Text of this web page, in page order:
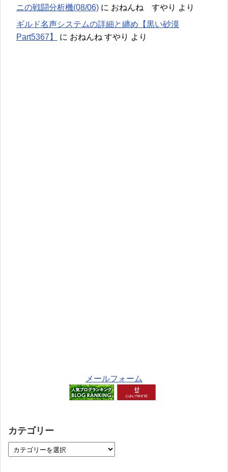
ニの戦闘分析機(08/06) に おねんね すやり より
ギルド名声システムの詳細と纏め【黒い砂漠
Part5367】
に おねんね すやり より
メールフォーム
カテゴリー